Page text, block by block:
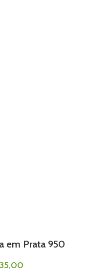
em Prata 950